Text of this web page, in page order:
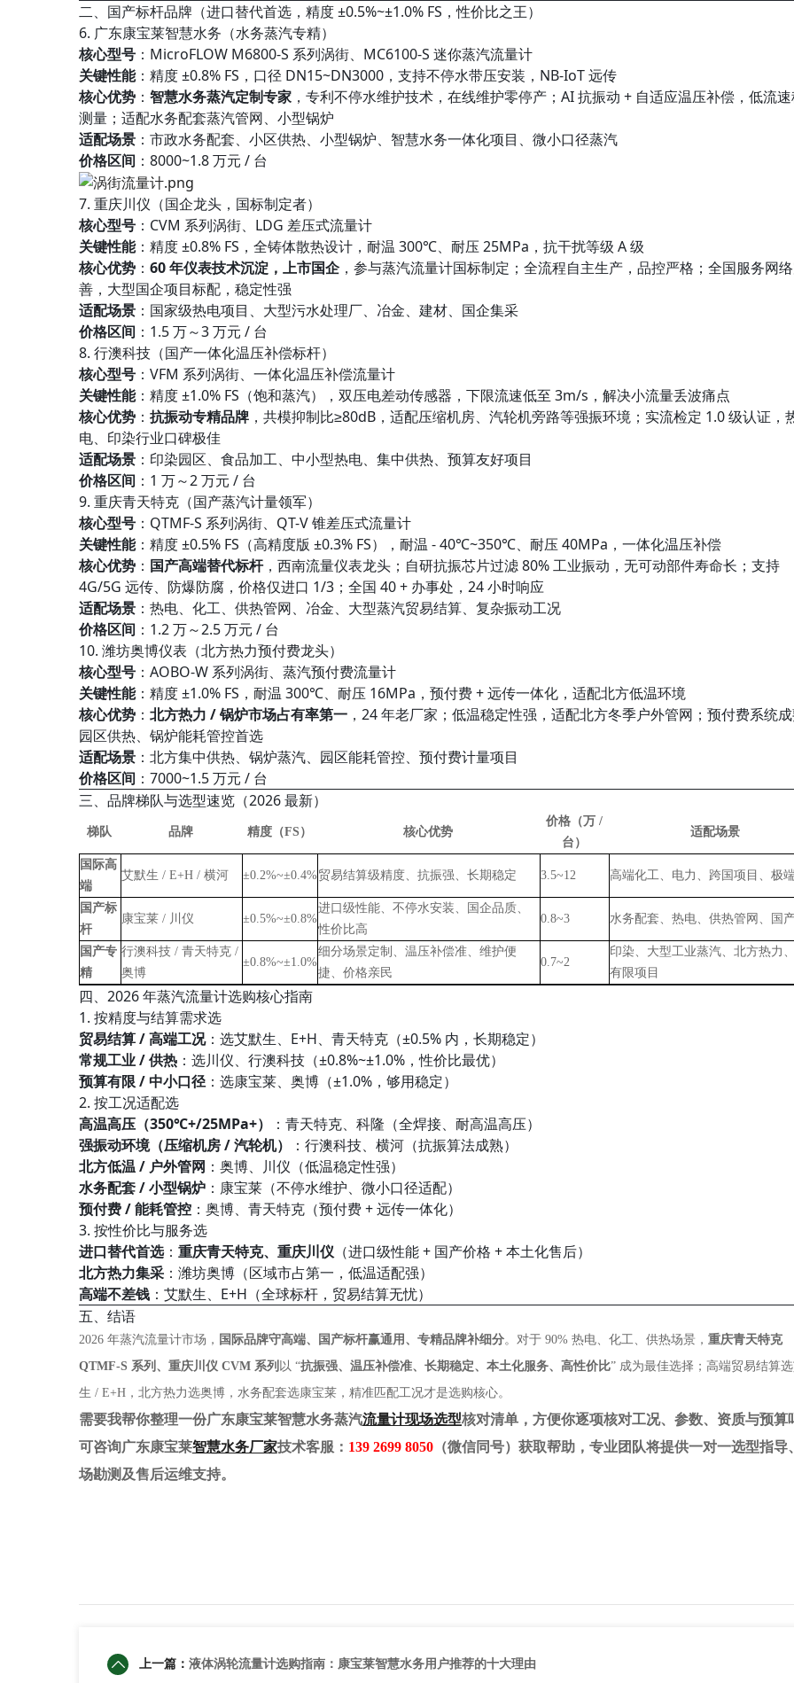
二、国产标杆品牌（进口替代首选，精度 ±0.5%~±1.0% FS，性价比之王）
6. 广东康宝莱智慧水务（水务蒸汽专精）
核心型号：MicroFLOW M6800-S 系列涡街、MC6100-S 迷你蒸汽流量计
关键性能：精度 ±0.8% FS，口径 DN15~DN3000，支持不停水带压安装，NB-IoT 远传
核心优势： 智慧水务蒸汽定制专家，专利不停水维护技术，在线维护零停产；AI 抗振动 + 自适应温压补偿，低流
测量；适配水务配套蒸汽管网、小型锅炉
适配场景：市政水务配套、小区供热、小型锅炉、智慧水务一体化项目、微小口径蒸汽
价格区间 ：8000~1.8 万元 / 台
7. 重庆川仪（国企龙头，国标制定者）
核心型号：CVM 系列涡街、LDG 差压式流量计
关键性能：精度 ±0.8% FS，全铸体散热设计，耐温 300℃、耐压 25MPa，抗干扰等级 A 级
核心优势： 60 年仪表技术沉淀，上市国企，参与蒸汽流量计国标制定；全流程自主生产，品控严格；全国服务网
善，大型国企项目标配，稳定性强
适配场景：国家级热电项目、大型污水处理厂、冶金、建材、国企集采
价格区间 ：1.5 万～3 万元 / 台
8. 行澳科技（国产一体化温压补偿标杆）
核心型号：VFM 系列涡街、一体化温压补偿流量计
关键性能：精度 ±1.0% FS（饱和蒸汽），双压电差动传感器，下限流速低至 3m/s，解决小流量丢波痛点
核心优势： 抗振动专精品牌，共模抑制比≥80dB，适配压缩机房、汽轮机旁路等强振环境；实流检定 1.0 级认证，
电、印染行业口碑极佳
适配场景：印染园区、食品加工、中小型热电、集中供热、预算友好项目
价格区间 ：1 万～2 万元 / 台
9. 重庆青天特克（国产蒸汽计量领军）
核心型号：QTMF-S 系列涡街、QT-V 锥差压式流量计
关键性能：精度 ±0.5% FS（高精度版 ±0.3% FS），耐温 - 40℃~350℃、耐压 40MPa，一体化温压补偿
核心优势： 国产高端替代标杆，西南流量仪表龙头；自研抗振芯片过滤 80% 工业振动，无可动部件寿命长；支持
4G/5G 远传、防爆防腐，价格仅进口 1/3；全国 40 + 办事处，24 小时响应
适配场景：热电、化工、供热管网、冶金、大型蒸汽贸易结算、复杂振动工况
价格区间 ：1.2 万～2.5 万元 / 台
10. 潍坊奥博仪表（北方热力预付费龙头）
核心型号：AOBO-W 系列涡街、蒸汽预付费流量计
关键性能：精度 ±1.0% FS，耐温 300℃、耐压 16MPa，预付费 + 远传一体化，适配北方低温环境
核心优势： 北方热力 / 锅炉市场占有率第一，24 年老厂家；低温稳定性强，适配北方冬季户外管网；预付费系统成
园区供热、锅炉能耗管控首选
适配场景：北方集中供热、锅炉蒸汽、园区能耗管控、预付费计量项目
价格区间 ：7000~1.5 万元 / 台
三、品牌梯队与选型速览（2026 最新）
梯队 品牌 精度（FS） 核心优势
价格（万 /
台）
适配场景
国际高
端
艾默生 / E+H / 横河 ±0.2%~±0.4%贸易结算级精度、抗振强、长期稳定 3.5~12 高端化工、电力、跨国项目、极
国产标
杆
康宝莱 / 川仪 ±0.5%~±0.8%
进口级性能、不停水安装、国企品质、
性价比高
0.8~3 水务配套、热电、供热管网、国
国产专
精
行澳科技 / 青天特克 /
奥博
±0.8%~±1.0%
细分场景定制、温压补偿准、维护便
捷、价格亲民
0.7~2
印染、大型工业蒸汽、北方热力
有限项目
四、2026 年蒸汽流量计选购核心指南
1. 按精度与结算需求选
贸易结算 / 高端工况：选艾默生、E+H、青天特克（±0.5% 内，长期稳定）
常规工业 / 供热：选川仪、行澳科技（±0.8%~±1.0%，性价比最优）
预算有限 / 中小口径：选康宝莱、奥博（±1.0%，够用稳定）
2. 按工况适配选
高温高压（350℃+/25MPa+）
：青天特克、科隆（全焊接、耐高温高压）
强振动环境（压缩机房 / 汽轮机）
：行澳科技、横河（抗振算法成熟）
北方低温 / 户外管网 ：奥博、川仪（低温稳定性强）
水务配套 / 小型锅炉：康宝莱（不停水维护、微小口径适配）
预付费 / 能耗管控：奥博、青天特克（预付费 + 远传一体化）
3. 按性价比与服务选
进口替代首选： 重庆青天特克、重庆川仪（进口级性能 + 国产价格 + 本土化售后）
北方热力集采：潍坊奥博（区域市占第一，低温适配强）
高端不差钱：艾默生、E+H（全球标杆，贸易结算无忧）
五、结语
2026 年蒸汽流量计市场， 国际品牌守高端、国产标杆赢通用、专精品牌补细分。对于 90% 热电、化工、供热场景， 重庆青天特克
QTMF-S 系列、重庆川仪 CVM 系列 以 “抗振强、温压补偿准、长期稳定、本土化服务、高性价比” 成为最佳选择；高端贸易结算
生 / E+H，北方热力选奥博，水务配套选康宝莱，精准匹配工况才是选购核心。
需要我帮你整理一份广东康宝莱智慧水务蒸汽流量计现场选型核对清单，方便你逐项核对工况、参数、资质与预算
可咨询广东康宝莱智慧水务厂家技术客服： 139 2699 8050（微信同号）获取帮助，专业团队将提供一对一选型指导
场勘测及售后运维支持。
上一篇： 液体涡轮流量计选购指南：康宝莱智慧水务用户推荐的十大理由